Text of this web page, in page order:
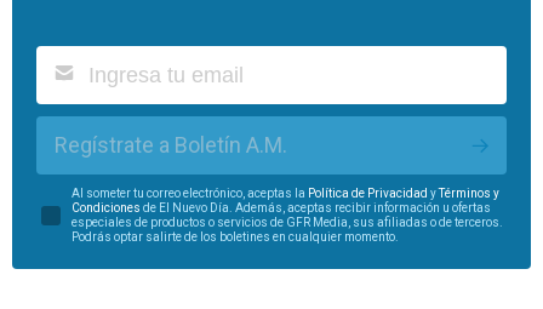
Regístrate a Boletín A.M.
Al someter tu correo electrónico, aceptas la Política de Privacidad yTérminos y
Condiciones de El Nuevo Día. Además, aceptas recibir información u ofertas
especiales de productos o servicios de GFR Media, sus afiliadas o de terceros.
Podrás optar salirte de los boletines en cualquier momento.